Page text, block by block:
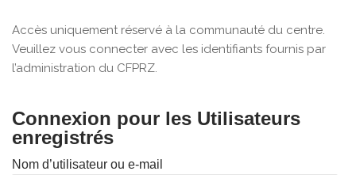
Accès uniquement réservé à la communauté du centre.
Veuillez vous connecter avec les identifiants fournis par
l’administration du CFPRZ.
Connexion pour les Utilisateurs
enregistrés
Nom d’utilisateur ou e-mail